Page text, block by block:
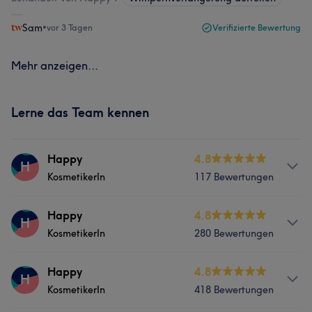
Sam•vor 3 Tagen Verifizierte Bewertung
Mehr anzeigen...
Lerne das Team kennen
H Happy
KosmetikerIn
4.8
117 Bewertungen
Services
H Happy
KosmetikerIn
4.8
280 Bewertungen
Services
H Happy
KosmetikerIn
4.8
418 Bewertungen